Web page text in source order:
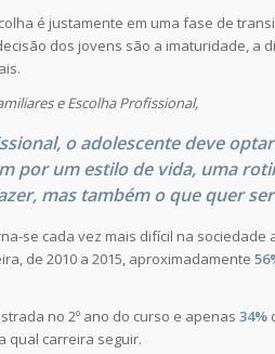
é justamente em uma fase de
dos jovens são a imaturidade, a
e Escolha Profissional,
o adolescente deve
por um estilo de vida, uma
mas também o que quer
se cada vez mais difícil na sociedade
de 2010 a 2015, aproximadamente
no 2º ano do curso e apenas 34%
qual carreira seguir.